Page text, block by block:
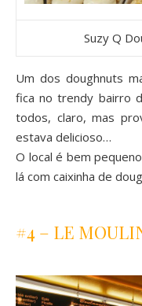
Suzy Q
Um dos doughnuts
fica no trendy bairro
todos, claro, mas
estava delicioso…
O local é bem
lá com caixinha de
#4 – LE